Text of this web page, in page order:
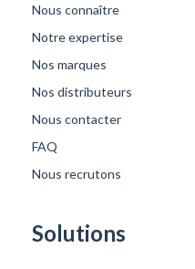
Nous connaître
Notre expertise
Nos marques
Nos distributeurs
Nous contacter
FAQ
Nous recrutons
Solutions